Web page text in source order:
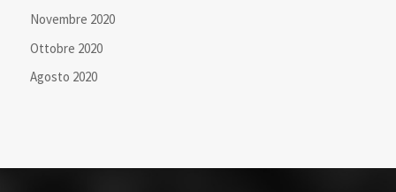
Novembre 2020
Ottobre 2020
Agosto 2020